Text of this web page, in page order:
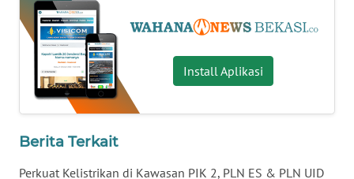
Install Aplikasi
Berita Terkait
Perkuat Kelistrikan di Kawasan PIK 2, PLN ES & PLN UID
WN
SULUT
WN
MALUKU
MALUT